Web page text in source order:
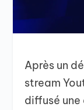
Après un
stream
diffusé